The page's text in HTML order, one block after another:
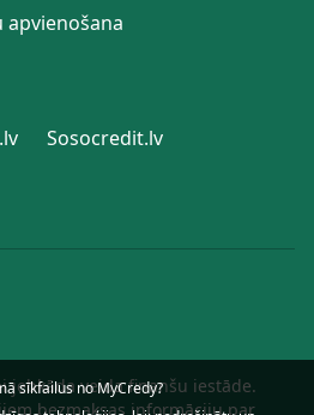
apvienošana
Sosocredit.lv
jebkāda veida finanšu iestāde.
bezmaksas informāciju par
sīkfailus no MyCredy?